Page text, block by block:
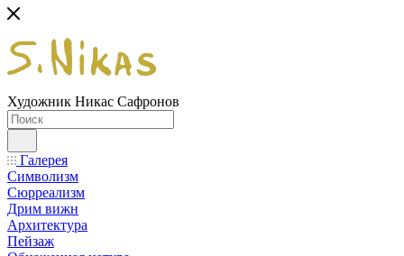
Художник Никас Сафронов
Галерея
Символизм
Сюрреализм
Дрим вижн
Архитектура
Пейзаж